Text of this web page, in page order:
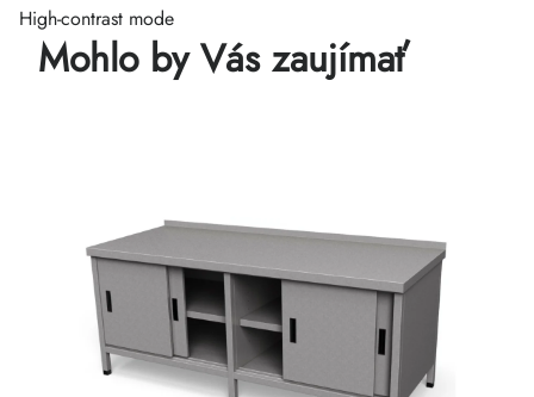
High-contrast mode
Mohlo by Vás zaujímať